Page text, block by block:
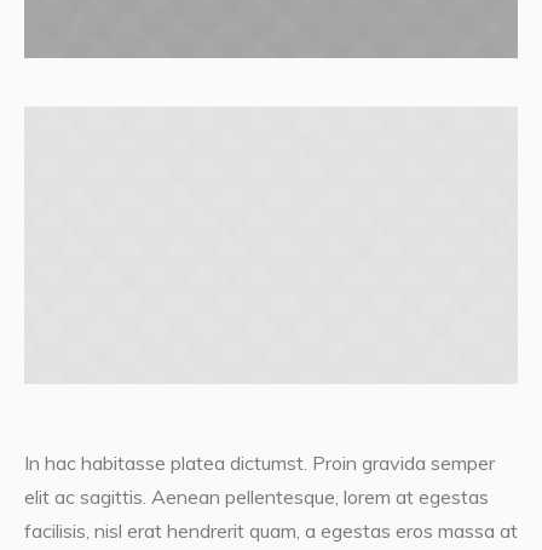
In hac habitasse platea dictumst. Proin gravida semper
elit ac sagittis. Aenean pellentesque, lorem at egestas
facilisis, nisl erat hendrerit quam, a egestas eros massa at